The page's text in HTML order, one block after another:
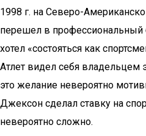
1998 г. на Северо-
перешел в профессиональный
хотел «состояться как
Атлет видел себя владельцем
это желание невероятно
Джексон сделал ставку на
невероятно сложно.